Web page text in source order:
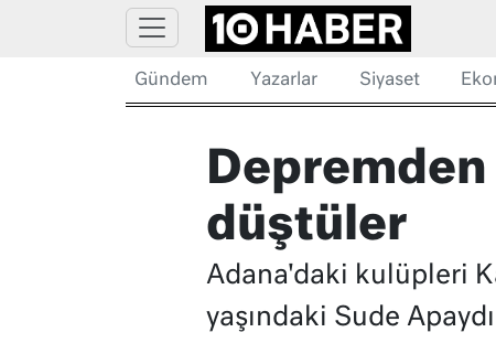
Gündem Yazarlar Siyaset
düştüler
Adana'daki kulüpleri
yaşındaki Sude